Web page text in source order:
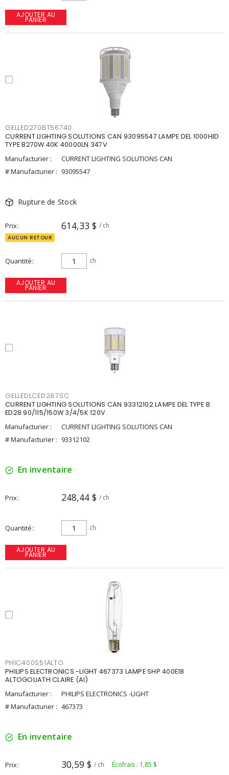
AJOUTER AU
PANIER
GELLED270BT56740
CURRENT LIGHTING SOLUTIONS CAN 93095547 LAMPE DEL 1000HID
TYPE B270W 40K 40000LN 347V
Manufacturier :
CURRENT LIGHTING SOLUTIONS CAN
# Manufacturier : 93095547
Rupture de Stock
Prix 614,33 $ / ch
AUCUN RETOUR
Quantité ch
AJOUTER AU
PANIER
GELLEDLCED287SC
CURRENT LIGHTING SOLUTIONS CAN 93312102 LAMPE DEL TYPE B
ED28 90/115/150W 3/4/5K 120V
Manufacturier :
CURRENT LIGHTING SOLUTIONS CAN
# Manufacturier : 93312102
En inventaire
Prix 248,44 $ / ch
Quantité ch
AJOUTER AU
PANIER
PHIC400S51ALTO
PHILIPS ELECTRONICS -LIGHT 467373 LAMPE SHP 400E18
ALTOGOLIATH CLAIRE (AI)
Manufacturier :
PHILIPS ELECTRONICS -LIGHT
# Manufacturier : 467373
En inventaire
Prix 30,59 $ / ch Écofrais : 1,85 $